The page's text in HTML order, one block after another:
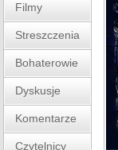
Filmy
Streszczenia
Bohaterowie
Dyskusje
Komentarze
Czytelnicy